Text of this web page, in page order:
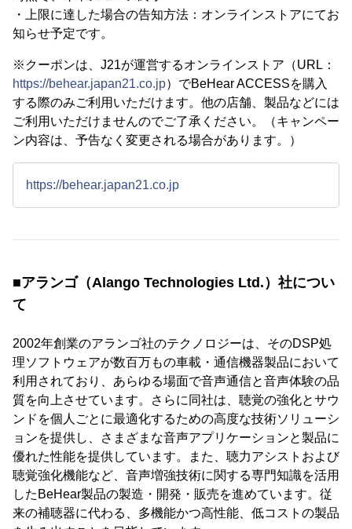
・上限に達した場合の告知方法：オンラインストアにてお
知らせ予定です。
※クーポンは、J21が運営するオンラインストア（URL：
https://behear.japan21.co.jp）でBeHear ACCESSを購入
する際のみご利用いただけます。他の店舗、製品などには
ご利用いただけませんのでご了承ください。（キャンペー
ン内容は、予告なく変更される場合があります。）
https://behear.japan21.co.jp
■アランゴ（Alango Technologies Ltd.）社につい
て
2002年創業のアランゴ社のテクノロジーは、そのDSP処
理ソフトウェアが数百万もの車載・通信機器製品において
利用されており、あらゆる場面で音声通信と音声体験の品
質を向上させています。さらに同社は、聴覚の強化とサウ
ンドを個人ごとに最適化するための高度な技術ソリューシ
ョンを提供し、さまざまな音声アプリケーションと製品に
優れた性能を提供しています。また、聴力アシストおよび
聴覚強化機能など、音声増強技術に関する専門知識を活用
したBeHear製品の製造・開発・販売を進めています。従
来の補聴器に代わる、多機能かつ高性能、低コストの製品